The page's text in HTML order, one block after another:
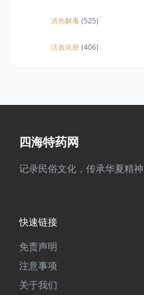
清热解毒(525)
活血化瘀(406)
四海特药网
记录民俗文化，传承华夏精神
快速链接
免责声明
注意事项
关于我们